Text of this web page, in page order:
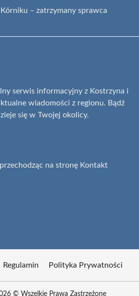
– zatrzymany sprawca
serwis informacyjny z Kostrzyna i
wiadomości z regionu. Bądź
się w Twojej okolicy.
na stronę Kontakt
Regulamin Polityka Prywatności
© Wszelkie Prawa Zastrzeżone